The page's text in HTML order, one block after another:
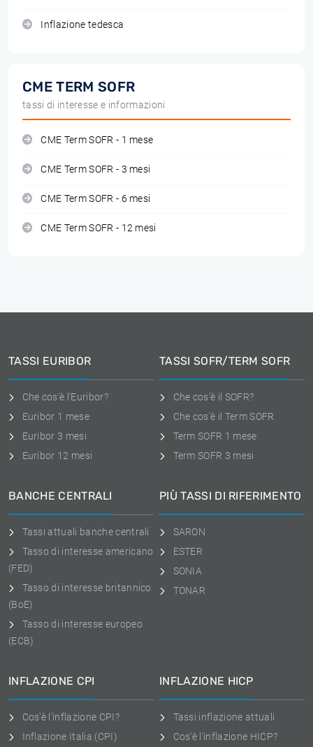
Inflazione tedesca
CME TERM SOFR
tassi di interesse e informazioni
CME Term SOFR - 1 mese
CME Term SOFR - 3 mesi
CME Term SOFR - 6 mesi
CME Term SOFR - 12 mesi
TASSI EURIBOR
Che cos'è l'Euribor?
Euribor 1 mese
Euribor 3 mesi
Euribor 12 mesi
TASSI SOFR/TERM SOFR
Che cos'è il SOFR?
Che cos'è il Term SOFR
Term SOFR 1 mese
Term SOFR 3 mesi
BANCHE CENTRALI
Tassi attuali banche centrali
Tasso di interesse americano
(FED)
Tasso di interesse britannico
(BoE)
Tasso di interesse europeo
(ECB)
PIÙ TASSI DI RIFERIMENTO
SARON
ESTER
SONIA
TONAR
INFLAZIONE CPI
Cos'è l'inflazione CPI?
Inflazione Italia (CPI)
INFLAZIONE HICP
Tassi inflazione attuali
Cos'è l'inflazione HICP?